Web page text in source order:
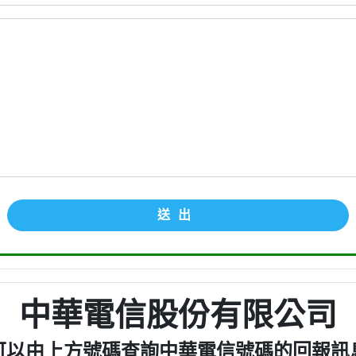
送出
中華電信股份有限公司
以由上方號碼查詢中華電信號碼的回報訊